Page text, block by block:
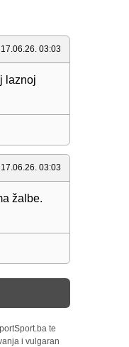
17.06.26. 03:03
laznoj
17.06.26. 03:03
žalbe.
te
i vulgaran